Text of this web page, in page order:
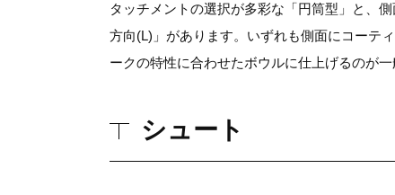
タッチメントの選択が多彩な「円筒型」と、
方向(L)」があります。いずれも側面にコーテ
ークの特性に合わせたボウルに仕上げるのが一
シュート